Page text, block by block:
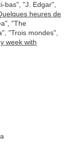
bas", "J. Edgar",
heures de
"The
"Trois mondes",
week with